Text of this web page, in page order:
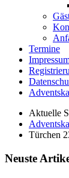
Termine
Aktuelle
Türchen
Neuste